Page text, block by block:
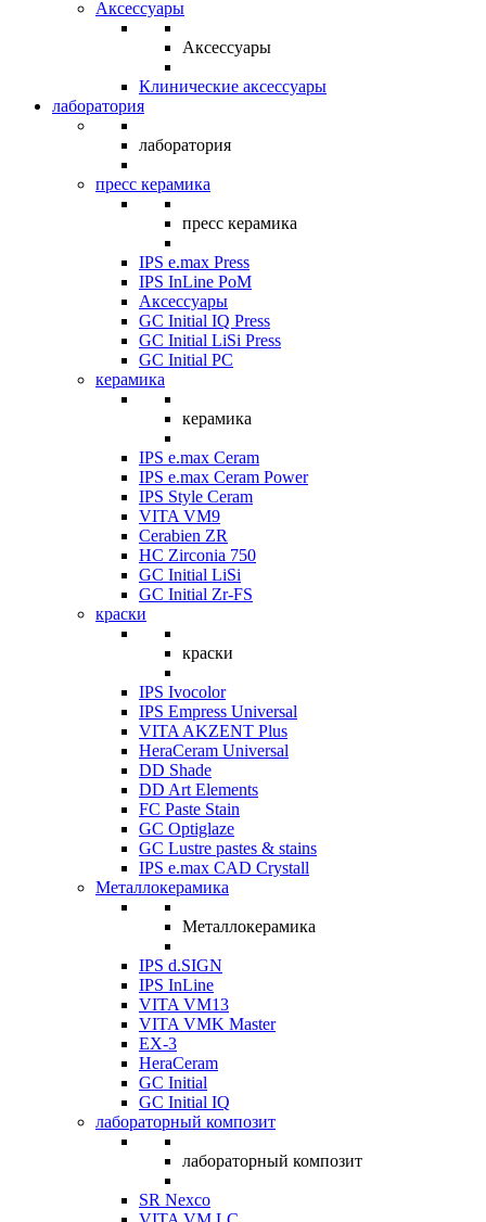
Аксессуары
Аксессуары
Клинические аксессуары
лаборатория
лаборатория
пресс керамика
пресс керамика
IPS e.max Press
IPS InLine PoM
Аксессуары
GC Initial IQ Press
GC Initial LiSi Press
GC Initial PC
керамика
керамика
IPS e.max Ceram
IPS e.max Ceram Power
IPS Style Ceram
VITA VM9
Cerabien ZR
HC Zirconia 750
GC Initial LiSi
GC Initial Zr-FS
краски
краски
IPS Ivocolor
IPS Empress Universal
VITA AKZENT Plus
HeraCeram Universal
DD Shade
DD Art Elements
FC Paste Stain
GC Optiglaze
GC Lustre pastes & stains
IPS e.max CAD Crystall
Металлокерамика
Металлокерамика
IPS d.SIGN
IPS InLine
VITA VM13
VITA VMK Master
EX-3
HeraCeram
GC Initial
GC Initial IQ
лабораторный композит
лабораторный композит
SR Nexco